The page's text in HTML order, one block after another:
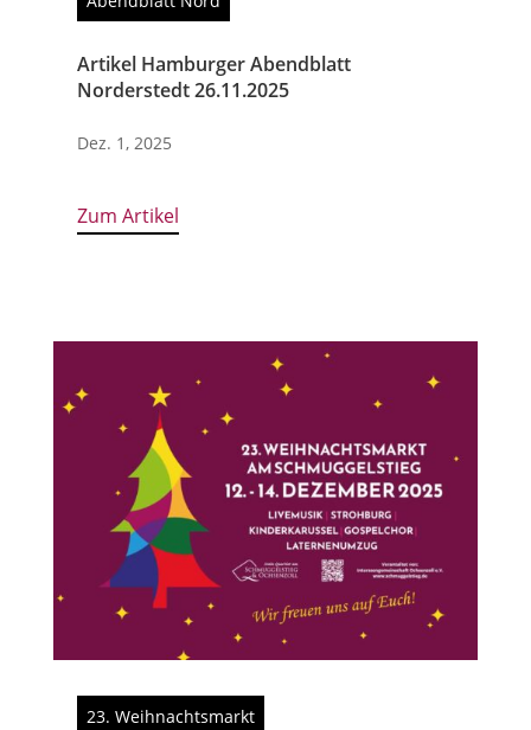
Artikel Hamburger Abendblatt
Norderstedt 26.11.2025
Dez. 1, 2025
Zum Artikel
23. Weihnachtsmarkt